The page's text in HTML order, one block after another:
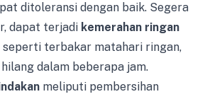
ditoleransi dengan baik. Segera
dapat terjadi kemerahan ringan
seperti terbakar matahari ringan,
dalam beberapa jam.
meliputi pembersihan